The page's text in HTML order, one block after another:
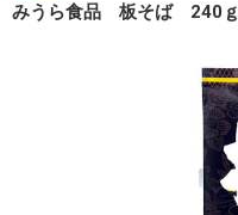
みうら食品 板そば 240ｇ